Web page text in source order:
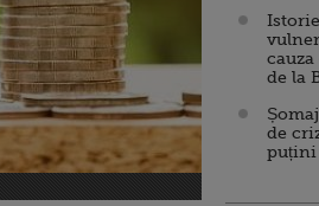
de la
de
puțini